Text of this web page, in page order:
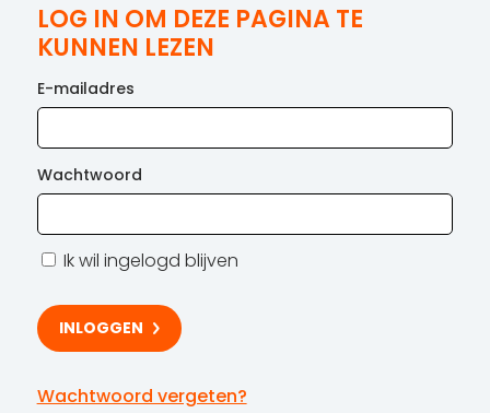
LOG IN OM DEZE PAGINA TE
KUNNEN LEZEN
E-mailadres
Wachtwoord
Ik wil ingelogd blijven
Wachtwoord vergeten?